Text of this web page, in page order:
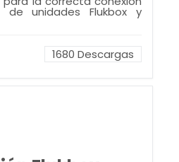
unidades Flukbox y
1680 Descargas